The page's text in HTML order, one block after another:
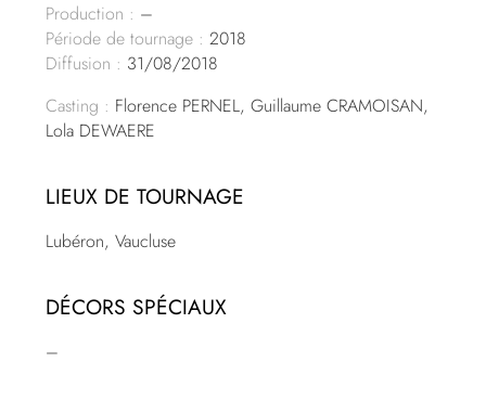
Production : –
Période de tournage : 2018
Diffusion : 31/08/2018
Casting : Florence PERNEL, Guillaume CRAMOISAN,
Lola DEWAERE
LIEUX DE TOURNAGE
Lubéron, Vaucluse
DÉCORS SPÉCIAUX
–